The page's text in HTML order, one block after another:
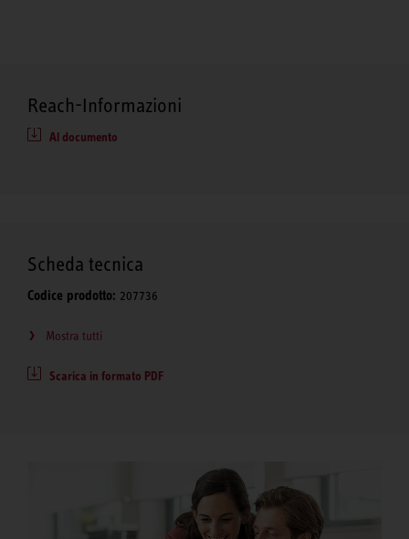
Reach-Informazioni
Al documento
Scheda tecnica
Codice prodotto: 207736
Mostra tutti
Scarica in formato PDF